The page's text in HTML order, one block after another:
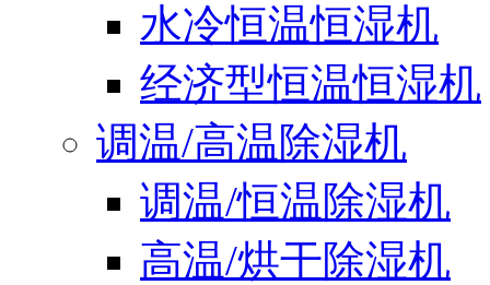
水冷恒温恒湿机
经济型恒温恒湿机
调温/高温除湿机
调温/恒温除湿机
高温/烘干除湿机